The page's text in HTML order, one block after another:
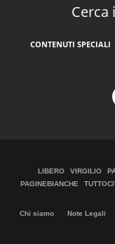
Cerca
CONTENUTI SPECIALI
LIBERO VIRGILIO
PAGINEBIANCHE
Chi siamo Note Legali